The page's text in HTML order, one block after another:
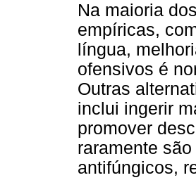
Na maioria
empíricas,
língua,
ofensivos é
Outras
inclui ingerir
promover
raramente
antifúngicos,